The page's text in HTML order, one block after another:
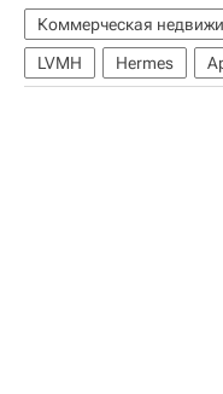
Коммерческая
LVMH
Hermes